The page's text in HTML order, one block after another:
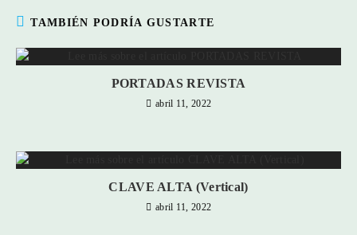
TAMBIÉN PODRÍA GUSTARTE
PORTADAS REVISTA
abril 11, 2022
CLAVE ALTA (Vertical)
abril 11, 2022